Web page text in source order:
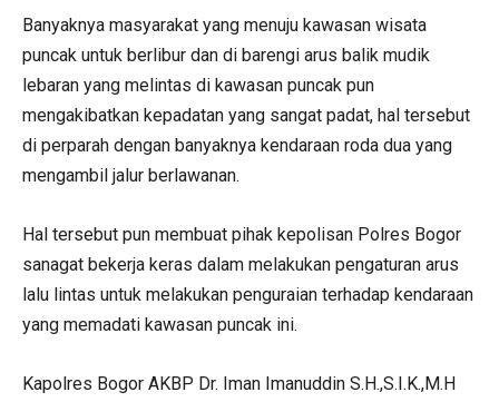
Banyaknya masyarakat yang menuju kawasan wisata
puncak untuk berlibur dan di barengi arus balik mudik
lebaran yang melintas di kawasan puncak pun
mengakibatkan kepadatan yang sangat padat, hal tersebut
di perparah dengan banyaknya kendaraan roda dua yang
mengambil jalur berlawanan.
Hal tersebut pun membuat pihak kepolisan Polres Bogor
sanagat bekerja keras dalam melakukan pengaturan arus
lalu lintas untuk melakukan penguraian terhadap kendaraan
yang memadati kawasan puncak ini.
Kapolres Bogor AKBP Dr. Iman Imanuddin S.H.,S.I.K.,M.H